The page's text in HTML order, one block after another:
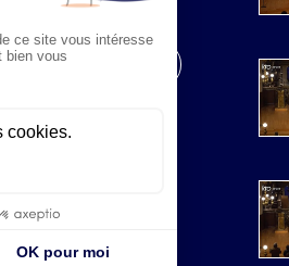
page de l'émission